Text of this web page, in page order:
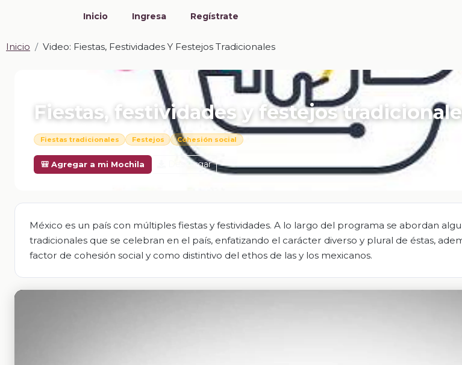
Inicio Ingresa Regístrate
Inicio Video: Fiestas, Festividades Y Festejos Tradicionales
Fiestas, festividades y festejos
Fiestas tradicionales Festejos Cohesión social
🎒 Agregar a mi Mochila Descargar
México es un país con múltiples fiestas y festividades. A lo largo del programa se abordan
tradicionales que se celebran en el país, enfatizando el carácter diverso y plural de éstas,
factor de cohesión social y como distintivo del ethos de las y los mexicanos.